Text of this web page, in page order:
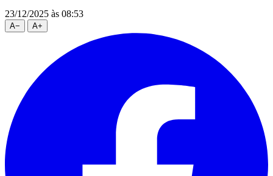
23/12/2025 às 08:53
A− A+